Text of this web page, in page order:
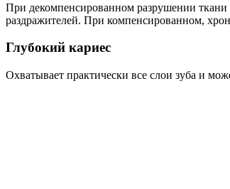
При декомпенсированном разрушении ткани
раздражителей. При компенсированном,
Глубокий кариес
Охватывает практически все слои зуба и